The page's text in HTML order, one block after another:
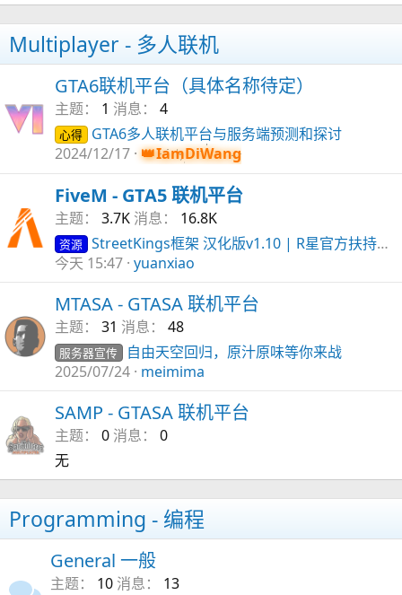
Multiplayer - 多人联机
GTA6联机平台（具体名称待定）
主题 1 消息 4
心得
GTA6多人联机平台与服务端预测和探讨
2024/12/17
IamDiWang
FiveM - GTA5 联机平台
主题 3.7K 消息 16.8K
资源 StreetKings框架 汉化版v1.10 | R星官方扶持GTAV增强版联机服务器迎来官方新玩法｜StreetKings 复刻极品飞车 & 湾岸赛车玩法
今天 15:47 yuanxiao
MTASA - GTASA 联机平台
主题 31 消息 48
服务器宣传
自由天空回归，原汁原味等你来战
2025/07/24 meimima
SAMP - GTASA 联机平台
主题 0 消息
0
无
Programming - 编程
General 一般
主题 10 消息 13